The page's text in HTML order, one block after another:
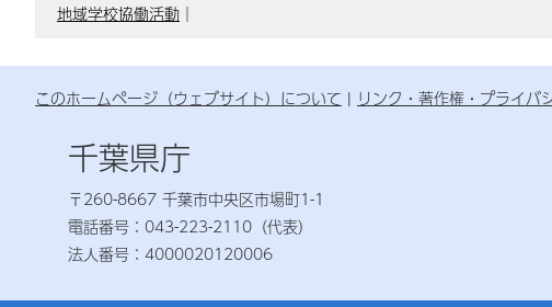
地域学校協働活動 ｜
このホームページ（ウェブサイト）について リンク・著作権・プライバ
千葉県庁
〒260-8667 千葉市中央区市場町1-1
電話番号：043-223-2110（代表）
法人番号：4000020120006